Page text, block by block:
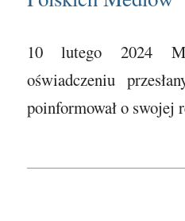
10 lutego 2024
oświadczeniu
poinformował o swojej